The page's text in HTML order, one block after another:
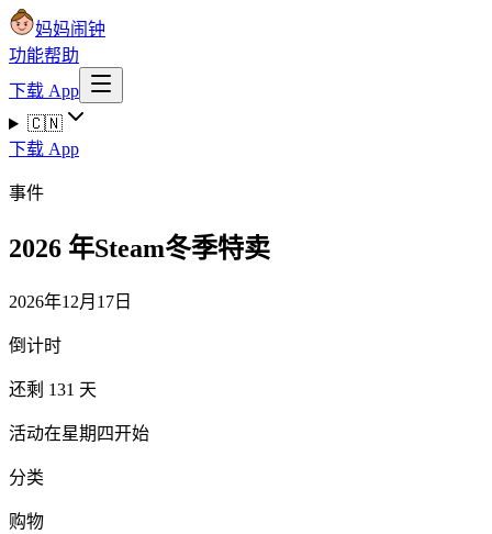
妈妈闹钟
功能帮助
下载 App
🇨🇳
下载 App
事件
2026 年Steam冬季特卖
2026年12月17日
倒计时
还剩 131 天
活动在星期四开始
分类
购物